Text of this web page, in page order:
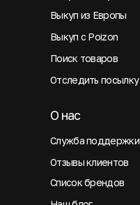
Выкуп из Европы
Выкуп с Poizon
Поиск товаров
Отследить посылку
Служба поддержки
О нас
Отзывы клиентов
Список брендов